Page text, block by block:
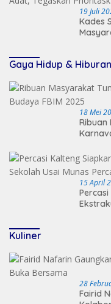
19 Juli
Kades
Gaya Hidup & Hiburan
18 Mei
Ribuan
15 April
Kuliner
28
Fairid